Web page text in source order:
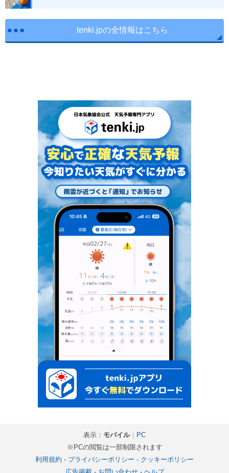
tenki.jpの全情報はこちら
表示： モバイル｜ PC
※PCの閲覧は一部制限されます
利用規約 - プライバシーポリシー - クッキーポリシー